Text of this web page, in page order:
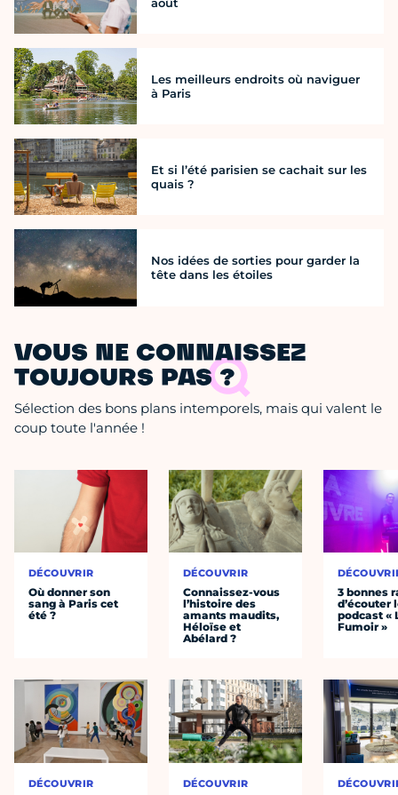
Les meilleurs endroits où naviguer
à Paris
Et si l’été parisien se cachait sur les
quais ?
Nos idées de sorties pour garder la
tête dans les étoiles
VOUS NE CONNAISSEZ
TOUJOURS PAS ?
Sélection des bons plans intemporels, mais qui valent le
coup toute l'année !
DÉCOUVRIR
Où donner son
sang à Paris cet
été ?
DÉCOUVRIR
DÉCOUVRIR
Connaissez-vous
l’histoire des
amants maudits,
Héloïse et
Abélard ?
DÉCOUVRIR
3 bonnes
d’écouter
podcast «
Fumoir »